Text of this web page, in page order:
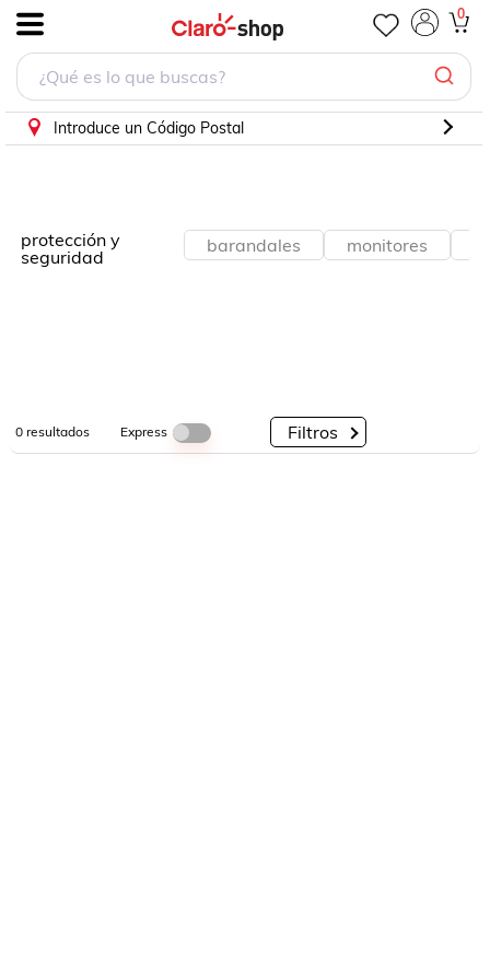
0
Introduce un Código Postal
protección y
seguridad
barandales monitores
0resultados Express Filtros
PorCategorías
PorMarcas
PorDescuento